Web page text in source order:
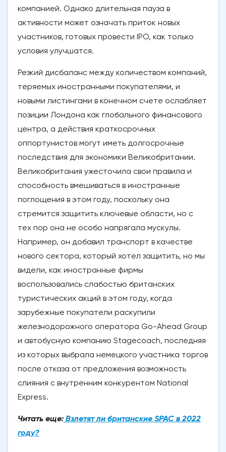
компанией. Однако длительная пауза в
активности может означать приток новых
участников, готовых провести IPO, как только
условия улучшатся.
Резкий дисбаланс между количеством компаний,
теряемых иностранными покупателями, и
новыми листингами в конечном счете ослабляет
позиции Лондона как глобального финансового
центра, а действия краткосрочных
оппортунистов могут иметь долгосрочные
последствия для экономики Великобритании.
Великобритания ужесточила свои правила и
способность вмешиваться в иностранные
поглощения в этом году, поскольку она
стремится защитить ключевые области, но с
тех пор она не особо напрягала мускулы.
Например, он добавил транспорт в качестве
нового сектора, который хотел защитить, но мы
видели, как иностранные фирмы
воспользовались слабостью британских
туристических акций в этом году, когда
зарубежные покупатели раскупили
железнодорожного оператора Go-Ahead Group
и автобусную компанию Stagecoach, последняя
из которых выбрала немецкого участника торгов
после отказа от предложения возможность
слияния с внутренним конкурентом National
Express.
Читать еще: Взлетят ли британские SPAC в 2022
году?